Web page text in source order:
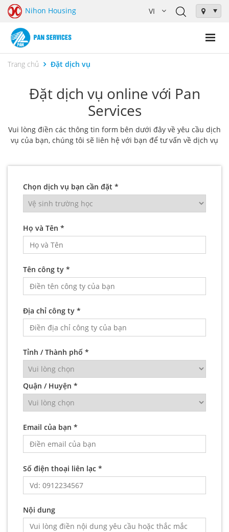
Nihon Housing
Trang chủ Đặt dịch vụ
Đặt dịch vụ online với Pan
Services
Vui lòng điền các thông tin form bên dưới đây về yêu cầu dịch
vụ của bạn, chúng tôi sẽ liên hệ với bạn để tư vấn về dịch vụ
Chọn dịch vụ bạn cần đặt *
Họ và Tên *
Tên công ty *
Địa chỉ công ty *
Tỉnh / Thành phố *
Quận / Huyện *
Email của bạn *
Số điện thoại liên lạc *
Nội dung